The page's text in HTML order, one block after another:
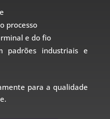
processo
e do fio
padrões industriais e
para a qualidade